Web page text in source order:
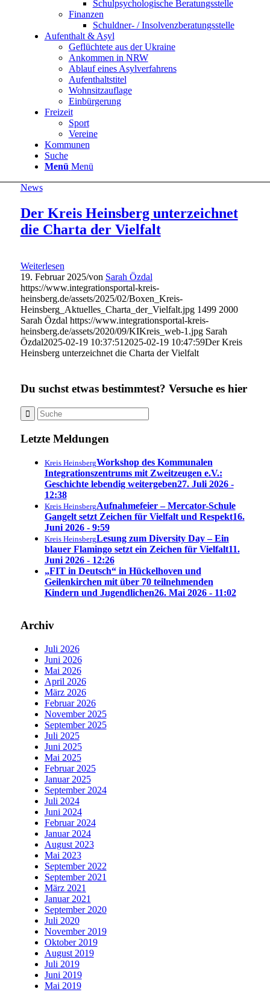
Schulpsychologische Beratungsstelle
Finanzen
Schuldner- / Insolvenzberatungsstelle
Aufenthalt & Asyl
Geflüchtete aus der Ukraine
Ankommen in NRW
Ablauf eines Asylverfahrens
Aufenthaltstitel
Wohnsitzauflage
Einbürgerung
Freizeit
Sport
Vereine
Kommunen
Suche
Menü Menü
News
Der Kreis Heinsberg unterzeichnet
die Charta der Vielfalt
Weiterlesen
19. Februar 2025/von Sarah Özdal
https://www.integrationsportal-kreis-
heinsberg.de/assets/2025/02/Boxen_Kreis-
Heinsberg_Aktuelles_Charta_der_Vielfalt.jpg 1499 2000
Sarah Özdal https://www.integrationsportal-kreis-
heinsberg.de/assets/2020/09/KIKreis_web-1.jpg Sarah
Özdal2025-02-19 10:37:51 2025-02-19 10:47:59Der Kreis
Heinsberg unterzeichnet die Charta der Vielfalt
Du suchst etwas bestimmtest? Versuche es hier
Letzte Meldungen
Kreis HeinsbergWorkshop des Kommunalen
Integrationszentrums mit Zweitzeugen e.V.:
Geschichte lebendig weitergeben27. Juli 2026 -
12:38
Kreis HeinsbergAufnahmefeier – Mercator-Schule
Gangelt setzt Zeichen für Vielfalt und Respekt16.
Juni 2026 - 9:59
Kreis HeinsbergLesung zum Diversity Day – Ein
blauer Flamingo setzt ein Zeichen für Vielfalt11.
Juni 2026 - 12:26
„FIT in Deutsch“ in Hückelhoven und
Geilenkirchen mit über 70 teilnehmenden
Kindern und Jugendlichen26. Mai 2026 - 11:02
Archiv
Juli 2026
Juni 2026
Mai 2026
April 2026
März 2026
Februar 2026
November 2025
September 2025
Juli 2025
Juni 2025
Mai 2025
Februar 2025
Januar 2025
September 2024
Juli 2024
Juni 2024
Februar 2024
Januar 2024
August 2023
Mai 2023
September 2022
September 2021
März 2021
Januar 2021
September 2020
Juli 2020
November 2019
Oktober 2019
August 2019
Juli 2019
Juni 2019
Mai 2019